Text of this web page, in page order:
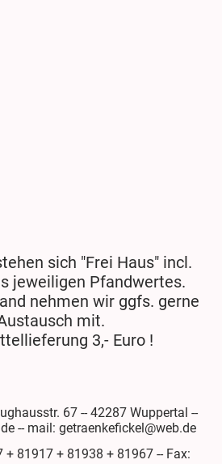
sich "Frei Haus" incl.
jeweiligen Pfandwertes.
nehmen wir ggfs. gerne
mit.
3,- Euro !
67 -- 42287 Wuppertal --
-- mail: getraenkefickel@web.de
+ 81917 + 81938 + 81967 -- Fax: